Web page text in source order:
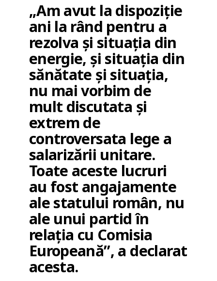
„Am avut la dispoziție
ani la rând pentru a
rezolva și situația din
energie, și situația din
sănătate și situația,
nu mai vorbim de
mult discutata și
extrem de
controversata lege a
salarizării unitare.
Toate aceste lucruri
au fost angajamente
ale statului român, nu
ale unui partid în
relația cu Comisia
Europeană”, a declarat
acesta.